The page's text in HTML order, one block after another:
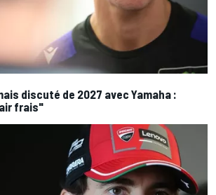
discuté de 2027 avec Yamaha :
frais"